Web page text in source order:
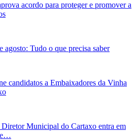
acordo para proteger e promover a
agosto: Tudo o que precisa saber
candidatos a Embaixadores da Vinha
Diretor Municipal do Cartaxo entra em